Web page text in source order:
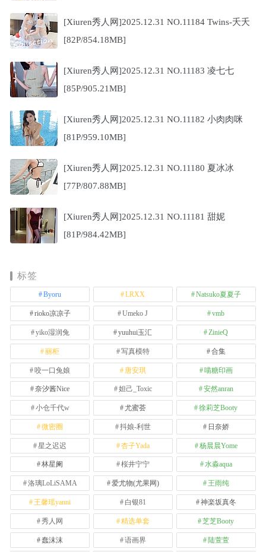
[Xiuren秀人网]2025.12.31 NO.11184 Twins-夭夭
[82P/854.18MB]
[Xiuren秀人网]2025.12.31 NO.11183 凌七七
[85P/905.21MB]
[Xiuren秀人网]2025.12.31 NO.11182 小肉肉咪
[81P/959.10MB]
[Xiuren秀人网]2025.12.31 NO.11180 夏冰冰
[77P/807.88MB]
[Xiuren秀人网]2025.12.31 NO.11181 甜妮
[81P/984.42MB]
标签
Byoru LRXX Natsuko夏夏子
rioko凉凉子 Umeko J vmb
yiko湿润兔 yuuhui玉汇 ZinieQ
丽柜 写真模特 合集
咬一口兔娘 唐安琪 喵糖印画
奈汐酱Nice 妲己_Toxic 安然anran
小仓千代w 尤蜜荟 徐莉芝Booty
微密圈 抖娘-利世 日奈娇
星之迟迟 杏子Yada 杨晨晨Yome
林星阑 桜井宁宁 水淼aqua
洛璃LoLiSAMA 爱尤物(尤果网) 王雨纯
王馨瑶yanni 白银81 神楽坂真冬
秀人网 精选单套 芝芝Booty
蠢沫沫 语画界 陆萱萱